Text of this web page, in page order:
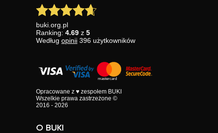
buki.org.pl
Ranking: 4.69 z 5
Według opinii 396 użytkowników
Opracowane z ♥ zespołem BUKI
Wszelkie prawa zastrzeżone ©
2016 - 2026
O BUKI